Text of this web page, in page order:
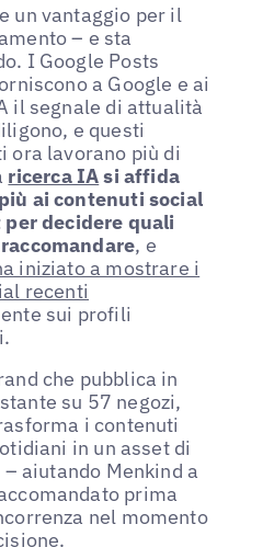
un vantaggio per il
– e sta
I Google Posts
a Google e ai
il segnale di attualità
e questi
ora lavorano più di
ricerca IAsi affida
ai contenuti social
per decidere quali
, e
iniziato a mostrare i
recenti
sui profili
che pubblica in
su 57 negozi,
i contenuti
in un asset di
aiutando Menkind a
prima
nel momento